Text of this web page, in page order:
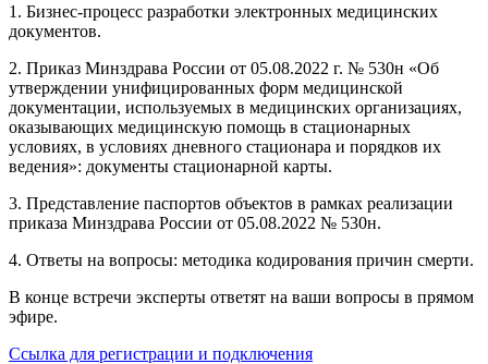
1. Бизнес-процесс разработки электронных медицинских
документов.
2. Приказ Минздрава России от 05.08.2022 г. № 530н «Об
утверждении унифицированных форм медицинской
документации, используемых в медицинских организациях,
оказывающих медицинскую помощь в стационарных
условиях, в условиях дневного стационара и порядков их
ведения»: документы стационарной карты.
3. Представление паспортов объектов в рамках реализации
приказа Минздрава России от 05.08.2022 № 530н.
4. Ответы на вопросы: методика кодирования причин смерти.
В конце встречи эксперты ответят на ваши вопросы в прямом
эфире.
Ссылка для регистрации и подключения